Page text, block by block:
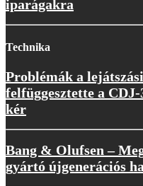
iparágakra
Technika
Problémák a
felfüggesztette a
kér
Bang & Olufsen –
gyártó újgenerációs